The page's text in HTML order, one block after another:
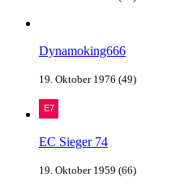
Dynamoking666
19. Oktober 1976 (49)
EC Sieger 74
19. Oktober 1959 (66)